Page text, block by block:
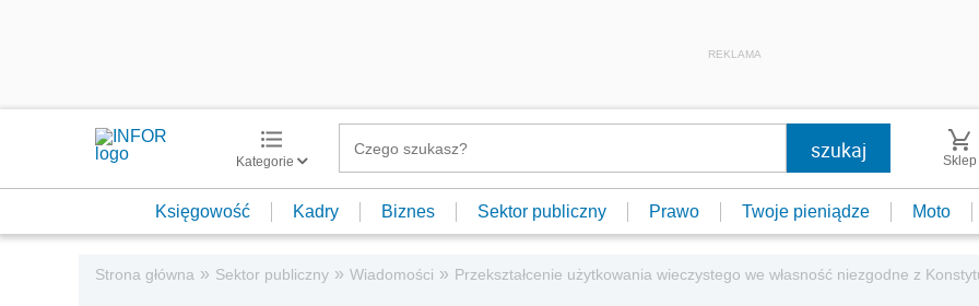
REKLAMA
Kategorie Sklep
Księgowość Kadry Biznes Sektor publiczny Prawo Twoje pieniądze Moto
Strona główna » Sektor publiczny » Wiadomości » Przekształcenie użytkowania wieczystego we własność niezgodne z